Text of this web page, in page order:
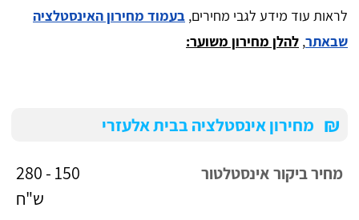
לראות עוד מידע לגבי מחירים, בעמוד מחירון האינסטלציה
שבאתר, להלן מחירון משוער:
₪ מחירון אינסטלציה בבית אלעזרי
מחיר ביקור אינסטלטור
150 - 280
ש"ח